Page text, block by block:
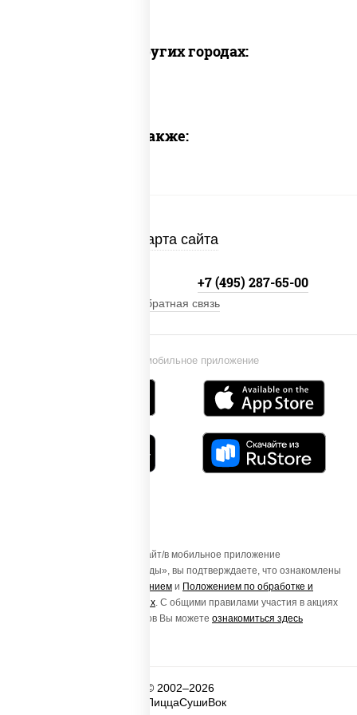
Доставка в других городах:
Предлагаем также:
Карта сайта
Установи мобильное приложение
+7 (495) 287-65-00
Обратная связь
Осуществляя вход на этот Сайт/в мобильное приложение
«ПиццаСушиВок - доставка еды», вы подтверждаете, что ознакомлены
Пользовательским соглашением и Положением по обработке и
защите персональных данных. С общими правилами участия в акциях
и порядке получения подарков Вы можете ознакомиться здесь
© 2002–2026
ПиццаСушиВок